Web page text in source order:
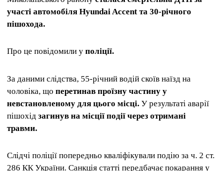
участі автомобіля Hyundai Accent та 30-річного
пішохода.
Про це повідомили у поліції.
За даними слідства, 55-річний водій скоїв наїзд на
чоловіка, що перетинав проїзну частину у
невстановленому для цього місці. У результаті аварії
пішохід загинув на місції події через отримані
травми.
Слідчі поліції попередньо кваліфікували подію за ч. 2 ст.
286 КК України. Санкція статті передбачає покарання у